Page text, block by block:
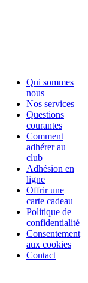
Qui sommes
nous
Nos services
Questions
courantes
Comment
adhérer au
club
Adhésion en
ligne
Offrir une
carte cadeau
Politique de
confidentialité
Consentement
aux cookies
Contact